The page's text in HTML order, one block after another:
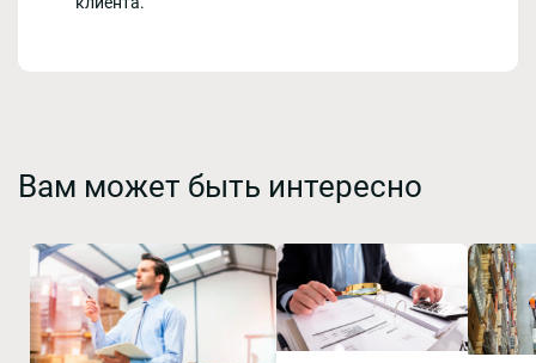
Вам может быть интересно